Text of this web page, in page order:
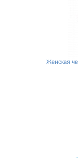
Женская